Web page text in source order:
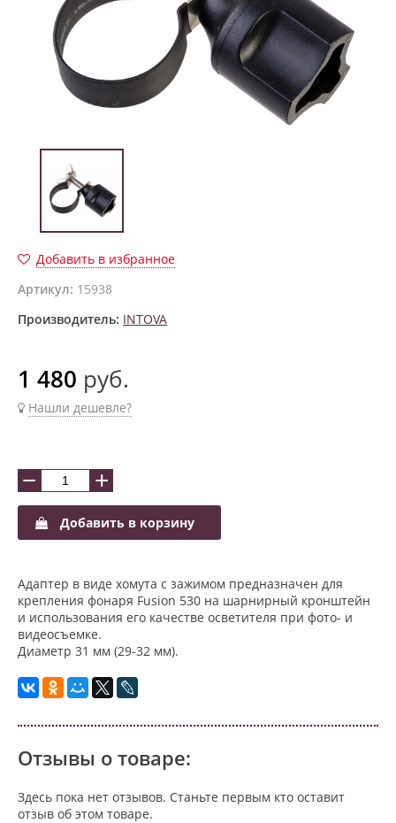
Добавить в избранное
Артикул: 15938
Производитель: INTOVA
1 480 руб.
Нашли дешевле?
− +
Добавить в корзину
Адаптер в виде хомута с зажимом предназначен для
крепления фонаря Fusion 530 на шарнирный кронштейн
и использования его качестве осветителя при фото- и
видеосъемке.
Диаметр 31 мм (29-32 мм).
Отзывы о товаре:
Здесь пока нет отзывов. Станьте первым кто оставит
отзыв об этом товаре.